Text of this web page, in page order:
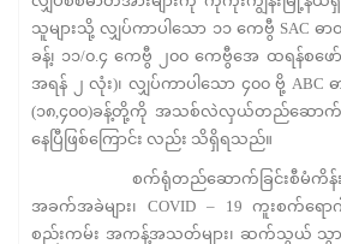
သူများသို့ လျှပ်ကာပါသော ၁၁ ကေဗွီ SAC ဓာ
ခန့်၊ ၁၁/၀.၄ ကေဗွီ ၂၀၀ ကေဗွီအေ ထရန်စဖေ
အရန် ၂ လုံး)၊ လျှပ်ကာပါသော ၄၀၀ ဗို့ ABC
(၁၈,၄၀၀)ခန့်တို့ကို အသစ်လဲလှယ်တည်ဆောက်၍
နေပြီဖြစ်ကြောင်း လည်း သိရှိရသည်။
စက်ရုံတည်ဆောက်ခြင်းစီမံကိန်းကို
အခက်အခဲများ၊ COVID – 19 ကူးစက်ရောဂ
စည်းကမ်း အကန့်အသတ်များ၊ ဆက်သွယ် သွား